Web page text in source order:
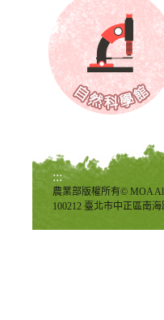
:::
農業部版權所有© MOA All
100212 臺北市中正區南